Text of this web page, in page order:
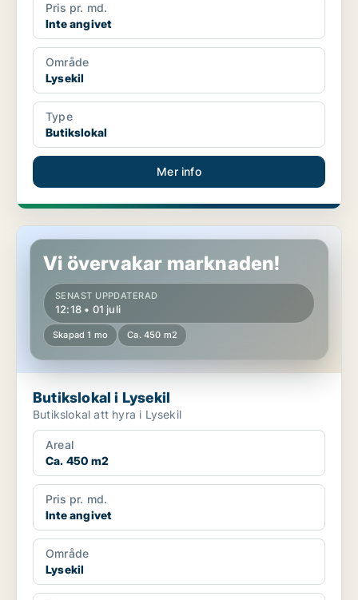
Pris pr. md.
Inte angivet
Område
Lysekil
Type
Butikslokal
Mer info
Butikslokal i Lysekil
Vi övervakar marknaden!
SENAST UPPDATERAD
12:18 • 01 juli
Skapad 1 mo Ca. 450 m2
Butikslokal i Lysekil
Butikslokal att hyra i Lysekil
Areal
Ca. 450 m2
Pris pr. md.
Inte angivet
Område
Lysekil